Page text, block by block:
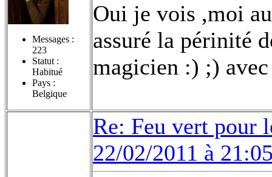
Messages :
223
Statut :
Habitué
Pays :
Belgique
Oui je vois ,moi
assuré la périnité
magicien :) ;)
Re: Feu vert pour
22/02/2011 à